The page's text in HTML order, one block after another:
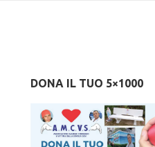
DONA IL TUO 5×1000